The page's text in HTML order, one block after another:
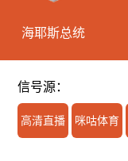
海耶斯总统
信号源：
高清直播 咪咕体育